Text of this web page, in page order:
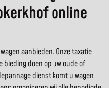
online
aanbieden. Onze taxatie
doen op uw oude of
dienst komt u wagen